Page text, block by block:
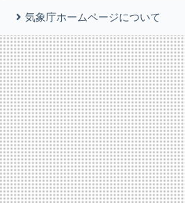
気象庁ホームページについて